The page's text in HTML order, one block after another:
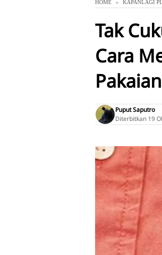
HOME KAPANLAGI
Tak
Cara
Puput Saputro
Diterbitkan 19